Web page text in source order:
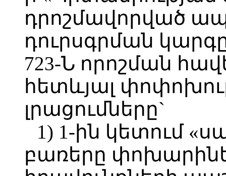
դրոշմավորված
դուրսգրման
723-Ն որոշման
հետևյալ
լրացումները`
1) 1-ին կետում
բառերը